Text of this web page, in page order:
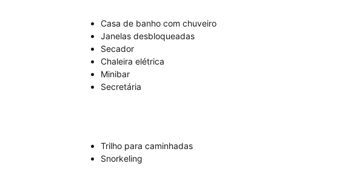
Casa de banho com chuveiro
Janelas desbloqueadas
Secador
Chaleira elétrica
Minibar
Secretária
Trilho para caminhadas
Snorkeling